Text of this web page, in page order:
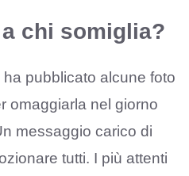
chi somiglia?
ha pubblicato alcune foto
omaggiarla nel giorno
messaggio carico di
tutti. I più attenti